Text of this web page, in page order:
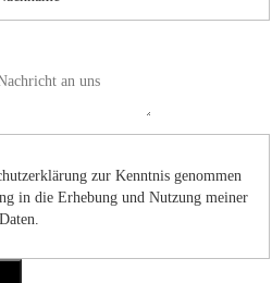
zur Kenntnis genommen
in die Erhebung und Nutzung meiner